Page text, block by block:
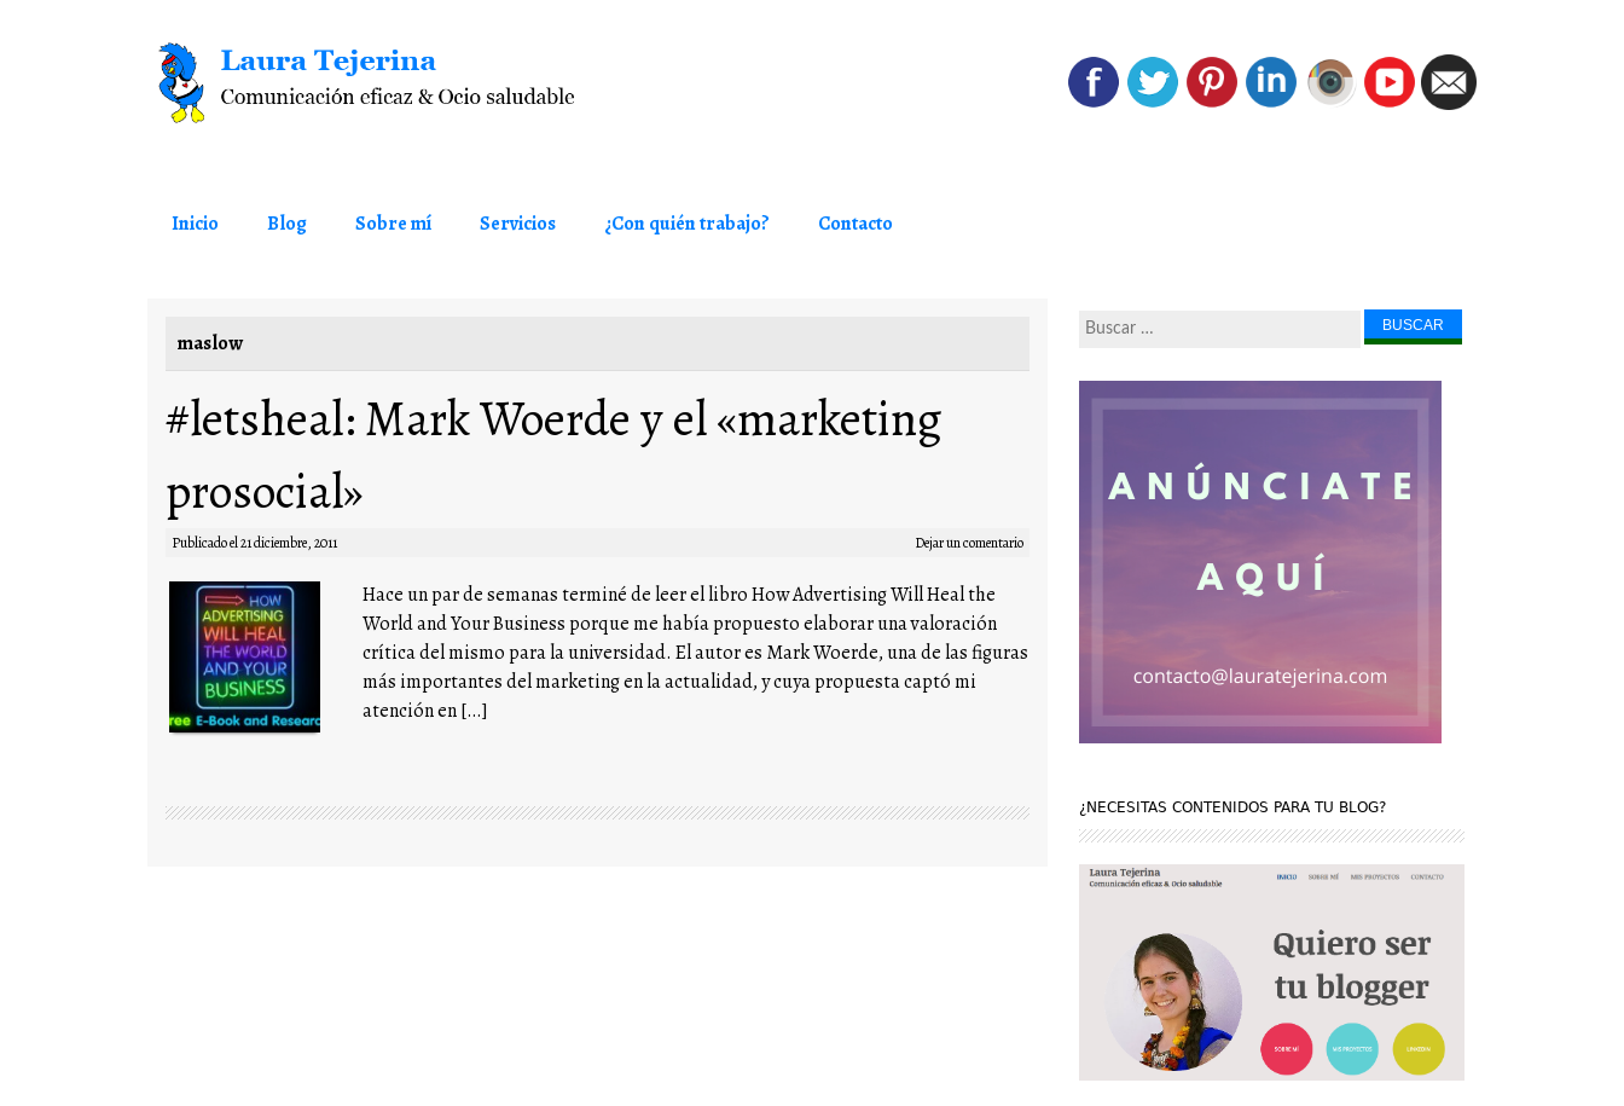
Saltar al contenido
Inicio Blog Sobre mí Servicios ¿Con quién trabajo? Contacto
maslow
#letsheal: Mark Woerde y el «marketing
prosocial»
Publicado el21 diciembre, 2011 Dejar un comentario
Hace un par de semanas terminé de leer el libro How Advertising Will Heal the
World and Your Business porque me había propuesto elaborar una valoración
crítica del mismo para la universidad. El autor es Mark Woerde, una de las figuras
más importantes del marketing en la actualidad, y cuya propuesta captó mi
atención en […]
Buscar...
¿NECESITAS CONTENIDOS PARA TU BLOG?